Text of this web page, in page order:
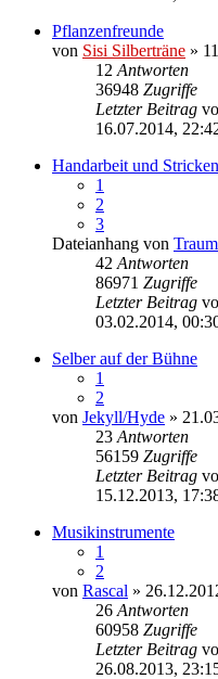
Pflanzenfreunde
von Sisi Silberträne »
12 Antworten
36948 Zugriffe
Letzter Beitrag
16.07.2014,
Handarbeit und Stricken
1
2
3
Dateianhang von
42 Antworten
86971 Zugriffe
Letzter Beitrag
03.02.2014,
Selber auf der Bühne
1
2
von Jekyll/Hyde »
23 Antworten
56159 Zugriffe
Letzter Beitrag
15.12.2013,
Musikinstrumente
1
2
von Rascal »
26 Antworten
60958 Zugriffe
Letzter Beitrag
26.08.2013,